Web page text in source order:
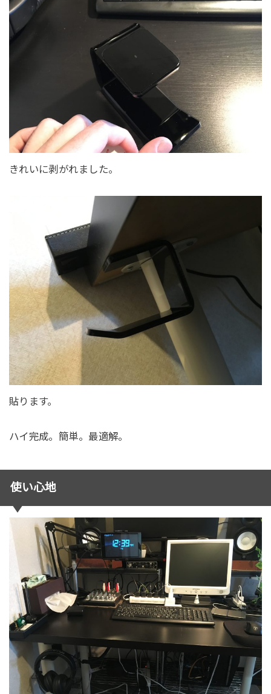
きれいに剥がれました。
貼ります。
ハイ完成。簡単。最適解。
使い心地